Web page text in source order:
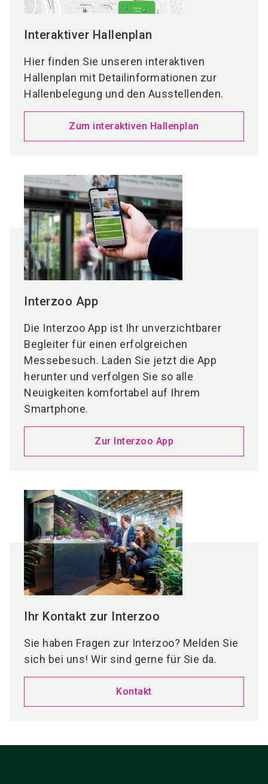
Interaktiver Hallenplan
Hier finden Sie unseren interaktiven
Hallenplan mit Detailinformationen zur
Hallenbelegung und den Ausstellenden.
Zum interaktiven Hallenplan
Interzoo App
Die Interzoo App ist Ihr unverzichtbarer
Begleiter für einen erfolgreichen
Messebesuch. Laden Sie jetzt die App
herunter und verfolgen Sie so alle
Neuigkeiten komfortabel auf Ihrem
Smartphone.
Zur Interzoo App
Ihr Kontakt zur Interzoo
Sie haben Fragen zur Interzoo? Melden Sie
sich bei uns! Wir sind gerne für Sie da.
Kontakt